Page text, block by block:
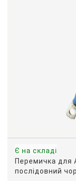
Є на складі
Перемичка для
послідовний